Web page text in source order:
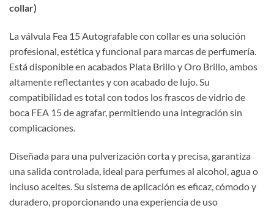
collar)
La válvula Fea 15 Autografable con collar es una solución
profesional, estética y funcional para marcas de perfumería.
Está disponible en acabados Plata Brillo y Oro Brillo, ambos
altamente reflectantes y con acabado de lujo. Su
compatibilidad es total con todos los frascos de vidrio de
boca FEA 15 de agrafar, permitiendo una integración sin
complicaciones.
Diseñada para una pulverización corta y precisa, garantiza
una salida controlada, ideal para perfumes al alcohol, agua o
incluso aceites. Su sistema de aplicación es eficaz, cómodo y
duradero, proporcionando una experiencia de uso